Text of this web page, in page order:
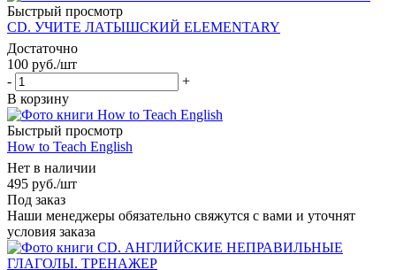
Быстрый просмотр
CD. УЧИТЕ ЛАТЫШСКИЙ ELEMENTARY
Достаточно
100 руб./шт
-
+
В корзину
Быстрый просмотр
How to Teach English
Нет в наличии
495 руб./шт
Под заказ
Наши менеджеры обязательно свяжутся с вами и уточнят
условия заказа